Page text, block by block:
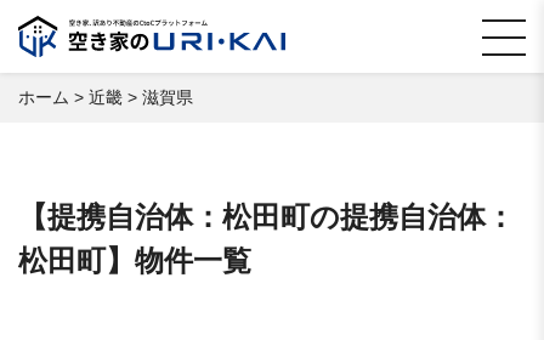
ホーム > 近畿 > 滋賀県
【提携自治体：松田町の提携自治体：
松田町】物件一覧